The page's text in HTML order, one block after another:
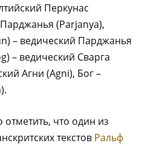
Перкунас
(Parjanya),
– ведический Парджанья
– ведический Сварга
Агни (Agni), Бог –
отметить, что один из
текстов Ральф